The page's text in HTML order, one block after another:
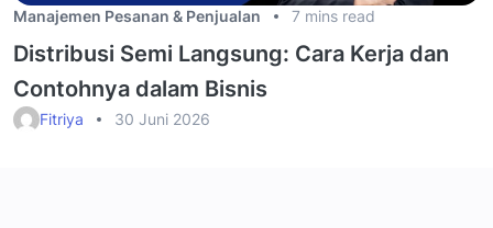
Manajemen Pesanan & Penjualan 7 mins read
Distribusi Semi Langsung: Cara Kerja dan
Contohnya dalam Bisnis
Fitriya 30 Juni 2026